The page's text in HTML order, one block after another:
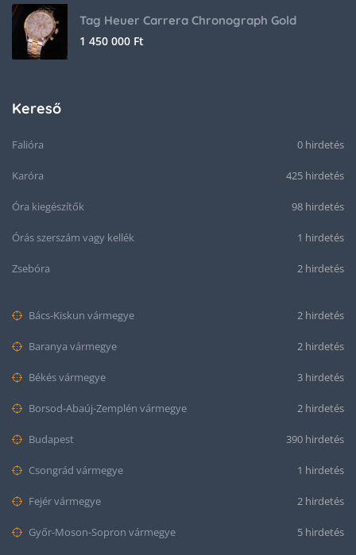
Tag Heuer Carrera Chronograph Gold
1 450 000 Ft
Kereső
Falióra 0 hirdetés
Karóra 425 hirdetés
Óra kiegészítők 98 hirdetés
Órás szerszám vagy kellék 1 hirdetés
Zsebóra 2 hirdetés
Bács-Kiskun vármegye 2 hirdetés
Baranya vármegye 2 hirdetés
Békés vármegye 3 hirdetés
Borsod-Abaúj-Zemplén vármegye 2 hirdetés
Budapest 390 hirdetés
Csongrád vármegye 1 hirdetés
Fejér vármegye 2 hirdetés
Győr-Moson-Sopron vármegye 5 hirdetés